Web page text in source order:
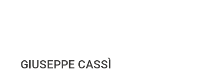
GIUSEPPE CASSÌ